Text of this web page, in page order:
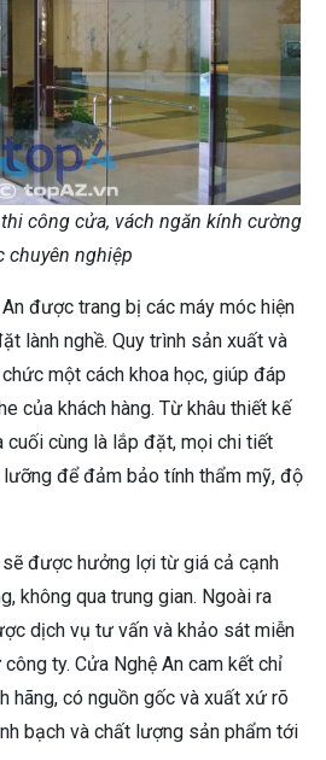
công cửa, vách ngăn kính cường
chuyên nghiệp
được trang bị các máy móc hiện
lành nghề. Quy trình sản xuất và
một cách khoa học, giúp đáp
của khách hàng. Từ khâu thiết kế
cuối cùng là lắp đặt, mọi chi tiết
để đảm bảo tính thẩm mỹ, độ
sẽ được hưởng lợi từ giá cả cạnh
không qua trung gian. Ngoài ra
dịch vụ tư vấn và khảo sát miễn
ty. Cửa Nghệ An cam kết chỉ
hãng, có nguồn gốc và xuất xứ rõ
bạch và chất lượng sản phẩm tới